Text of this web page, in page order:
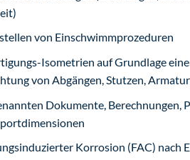
von Einschwimmprozeduren
Isometrien auf Grundlage
von Abgängen, Stutzen,
Dokumente,
Korrosion (FAC) nach